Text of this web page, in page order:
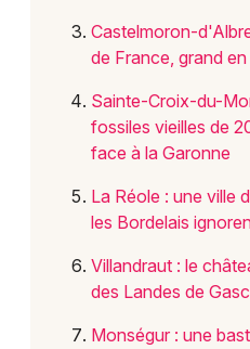
Choisir mes départements
Mon email
Je
Castelmoron-
de France, grand
Sainte-Croix-du-
fossiles vieilles de
face à la Garonne
La Réole : une ville
les Bordelais
Villandraut : le
des Landes de
Monségur : une